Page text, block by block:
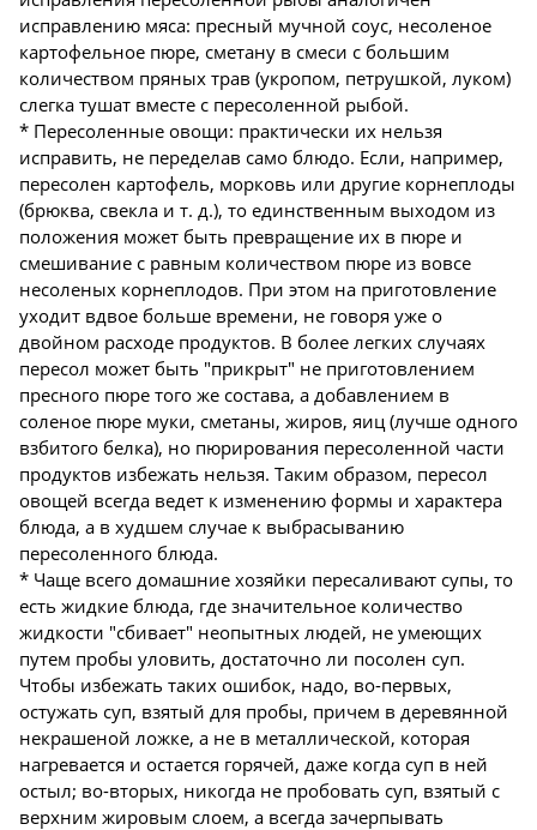
исправлению мяса: пресный мучной соус, несоленое
картофельное пюре, сметану в смеси с большим
количеством пряных трав (укропом, петрушкой, луком)
слегка тушат вместе с пересоленной рыбой.
* Пересоленные овощи: практически их нельзя
исправить, не переделав само блюдо. Если, например,
пересолен картофель, морковь или другие корнеплоды
(брюква, свекла и т. д.), то единственным выходом из
положения может быть превращение их в пюре и
смешивание с равным количеством пюре из вовсе
несоленых корнеплодов. При этом на приготовление
уходит вдвое больше времени, не говоря уже о
двойном расходе продуктов. В более легких случаях
пересол может быть "прикрыт" не приготовлением
пресного пюре того же состава, а добавлением в
соленое пюре муки, сметаны, жиров, яиц (лучше одного
взбитого белка), но пюрирования пересоленной части
продуктов избежать нельзя. Таким образом, пересол
овощей всегда ведет к изменению формы и характера
блюда, а в худшем случае к выбрасыванию
пересоленного блюда.
* Чаще всего домашние хозяйки пересаливают супы, то
есть жидкие блюда, где значительное количество
жидкости "сбивает" неопытных людей, не умеющих
путем пробы уловить, достаточно ли посолен суп.
Чтобы избежать таких ошибок, надо, во-первых,
остужать суп, взятый для пробы, причем в деревянной
некрашеной ложке, а не в металлической, которая
нагревается и остается горячей, даже когда суп в ней
остыл; во-вторых, никогда не пробовать суп, взятый с
верхним жировым слоем, а всегда зачерпывать